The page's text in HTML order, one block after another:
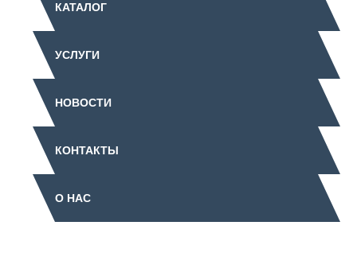
КАТАЛОГ
УСЛУГИ
НОВОСТИ
КОНТАКТЫ
О НАС